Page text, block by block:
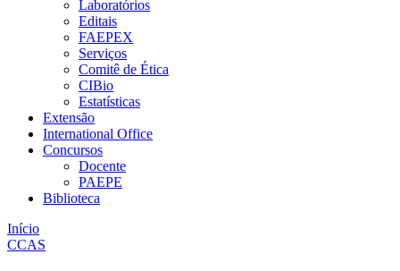
Laboratórios
Editais
FAEPEX
Serviços
Comitê de Ética
CIBio
Estatísticas
Extensão
International Office
Concursos
Docente
PAEPE
Biblioteca
Início
CCAS